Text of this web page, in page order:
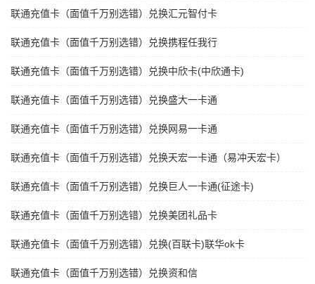
联通充值卡（面值千万别选错）兑换汇元智付卡
联通充值卡（面值千万别选错）兑换携程任我行
联通充值卡（面值千万别选错）兑换中欣卡(中欣通卡)
联通充值卡（面值千万别选错）兑换盛大一卡通
联通充值卡（面值千万别选错）兑换网易一卡通
联通充值卡（面值千万别选错）兑换天宏一卡通（易冲天宏卡）
联通充值卡（面值千万别选错）兑换巨人一卡通(征途卡)
联通充值卡（面值千万别选错）兑换美团礼品卡
联通充值卡（面值千万别选错）兑换(百联卡)联华ok卡
联通充值卡（面值千万别选错）兑换资和信